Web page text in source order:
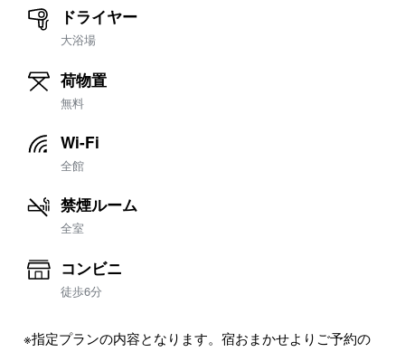
ドライヤー
大浴場
荷物置
無料
Wi-Fi
全館
禁煙ルーム
全室
コンビニ
徒歩6分
※指定プランの内容となります。宿おまかせよりご予約の